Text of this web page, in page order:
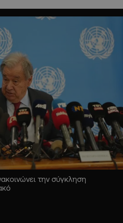
την σύγκληση